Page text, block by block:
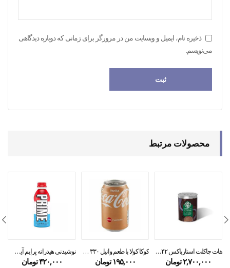
ذخیره نام، ایمیل و وبسایت من در مرورگر برای زمانی که دوباره دیدگاهی
می‌نویسم.
محصولات مرتبط
هات چاکلت استارباکس ۴۲% کاکائو
۲,۷۰۰,۰۰۰تومان
کوکا کولا با طعم وانیل ۳۳۰ میل
۱۹۵,۰۰۰ تومان
نوشیدنی هیدراته پرایم آیس پاپ prime
۴۲۰,۰۰۰تومان